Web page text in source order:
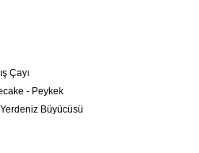
Çayı
- Peykek
Büyücüsü